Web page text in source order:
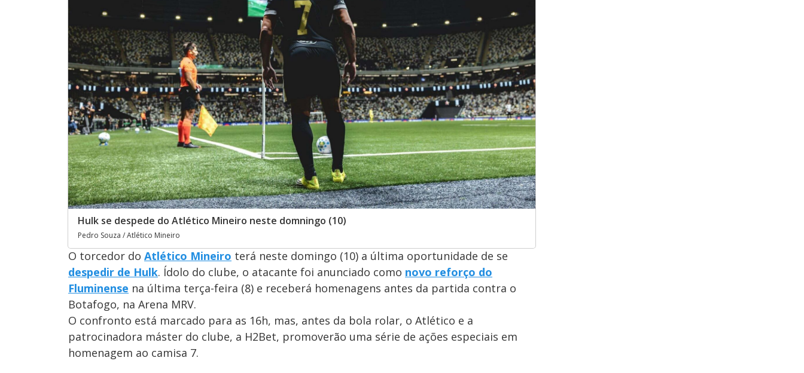
Hulk se despede do Atlético Mineiro neste domningo (10)
Pedro Souza / Atlético Mineiro
O torcedor do Atlético Mineiro terá neste domingo (10) a última oportunidade de se
despedir de Hulk. Ídolo do clube, o atacante foi anunciado como novo reforço do
Fluminense na última terça-feira (8) e receberá homenagens antes da partida contra o
Botafogo, na Arena MRV.
O confronto está marcado para as 16h, mas, antes da bola rolar, o Atlético e a
patrocinadora máster do clube, a H2Bet, promoverão uma série de ações especiais em
homenagem ao camisa 7.